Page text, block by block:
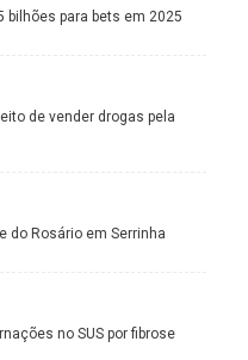
bilhões para bets em 2025
de vender drogas pela
do Rosário em Serrinha
no SUS por fibrose